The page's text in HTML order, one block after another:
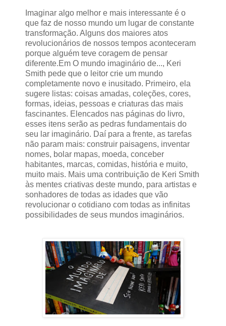
Imaginar algo melhor e mais interessante é o
que faz de nosso mundo um lugar de constante
transformação. Alguns dos maiores atos
revolucionários de nossos tempos aconteceram
porque alguém teve coragem de pensar
diferente.Em O mundo imaginário de..., Keri
Smith pede que o leitor crie um mundo
completamente novo e inusitado. Primeiro, ela
sugere listas: coisas amadas, coleções, cores,
formas, ideias, pessoas e criaturas das mais
fascinantes. Elencados nas páginas do livro,
esses itens serão as pedras fundamentais do
seu lar imaginário. Daí para a frente, as tarefas
não param mais: construir paisagens, inventar
nomes, bolar mapas, moeda, conceber
habitantes, marcas, comidas, história e muito,
muito mais. Mais uma contribuição de Keri Smith
às mentes criativas deste mundo, para artistas e
sonhadores de todas as idades que vão
revolucionar o cotidiano com todas as infinitas
possibilidades de seus mundos imaginários.